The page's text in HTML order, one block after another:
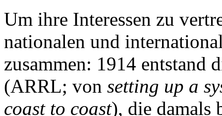
Um ihre Interessen zu
nationalen und
zusammen: 1914 entstand
(ARRL; von setting up a
coast to coast), die damals